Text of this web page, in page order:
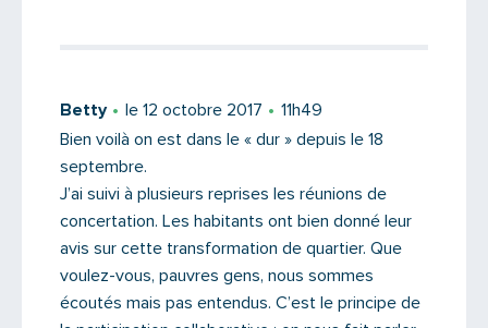
Betty le 12 octobre 2017
11h49
Bien voilà on est dans le « dur » depuis le 18
septembre.
J’ai suivi à plusieurs reprises les réunions de
concertation. Les habitants ont bien donné leur
avis sur cette transformation de quartier. Que
voulez-vous, pauvres gens, nous sommes
écoutés mais pas entendus. C’est le principe de